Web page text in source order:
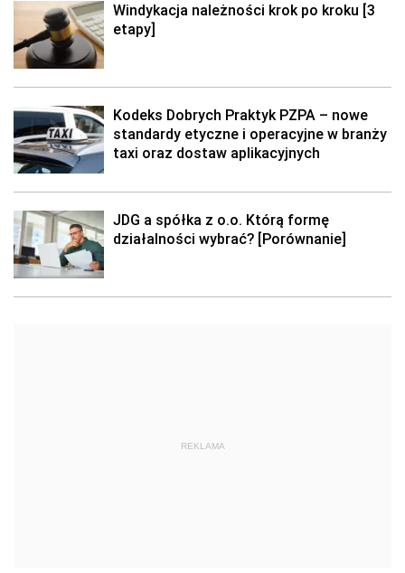
Windykacja należności krok po kroku [3
etapy]
Kodeks Dobrych Praktyk PZPA – nowe
standardy etyczne i operacyjne w branży
taxi oraz dostaw aplikacyjnych
JDG a spółka z o.o. Którą formę
działalności wybrać? [Porównanie]
REKLAMA